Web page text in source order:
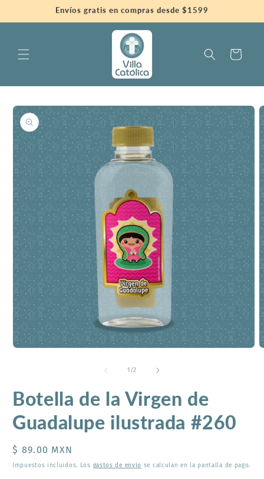
directamente
al contenido
Envíos gratis en compras desde $1599
Carrito
directamente
a la
información
del producto
una
ventana
modal
1 /de
2
Botella de la Virgen de
Guadalupe ilustrada #260
Precio
habitual
$ 89.00 MXN
Impuestos incluidos. Los gastos de envío se calculan en la pantalla de pago.